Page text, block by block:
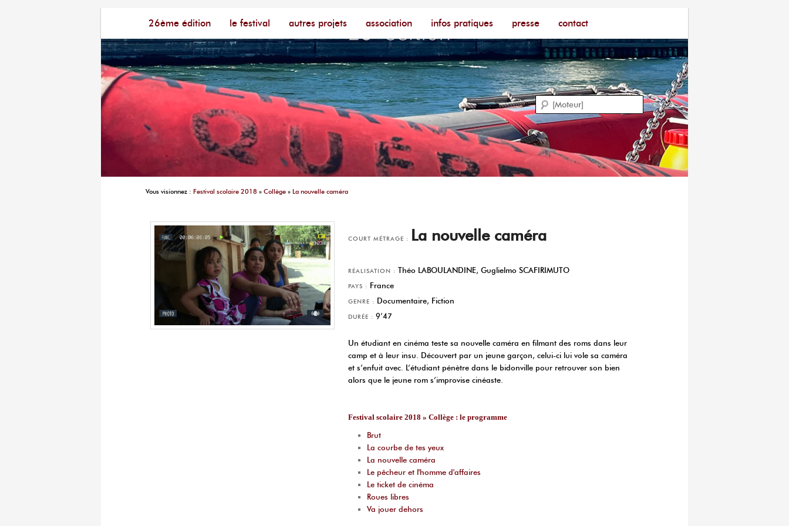
aller au contenu principal
aller au contenu secondaire
26ème édition le festival autres projets association infos pratiques presse contact
Recherche
Vous visionnez : Festival scolaire 2018 » Collège » La nouvelle caméra
COURT MÉTRAGE : La nouvelle caméra
RÉALISATION : Théo LABOULANDINE, Guglielmo SCAFIRIMUTO
PAYS : France
GENRE : Documentaire, Fiction
DURÉE : 9’47
Un étudiant en cinéma teste sa nouvelle caméra en filmant des roms dans leur
camp et à leur insu. Découvert par un jeune garçon, celui-ci lui vole sa caméra
et s’enfuit avec. L’étudiant pénètre dans le bidonville pour retrouver son bien
alors que le jeune rom s’improvise cinéaste.
Festival scolaire 2018 » Collège : le programme
Brut
La courbe de tes yeux
La nouvelle caméra
Le pêcheur et l'homme d'affaires
Le ticket de cinéma
Roues libres
Va jouer dehors